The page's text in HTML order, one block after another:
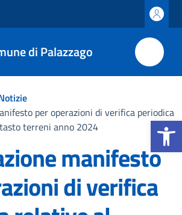
Apri la
di Palazzago
per operazioni di verifica periodica
terreni anno 2024
manifesto
di verifica